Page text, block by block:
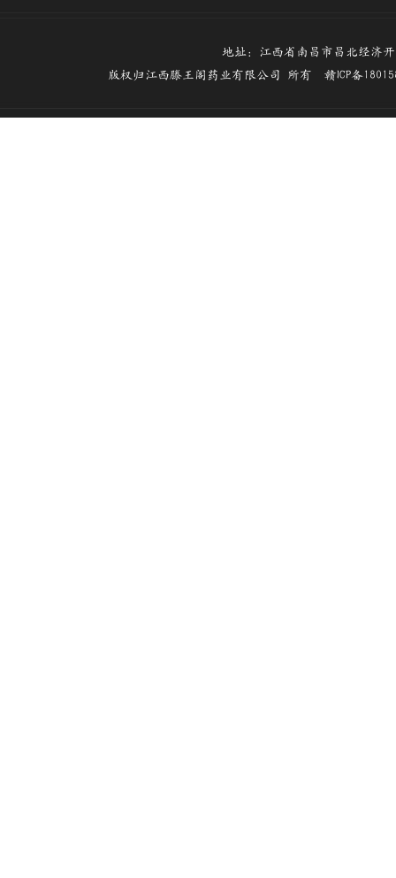
地址：江西省南昌市昌北经
版权归江西滕王阁药业有限公司 所有 赣ICP备